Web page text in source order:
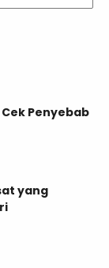
Cek Penyebab
yang